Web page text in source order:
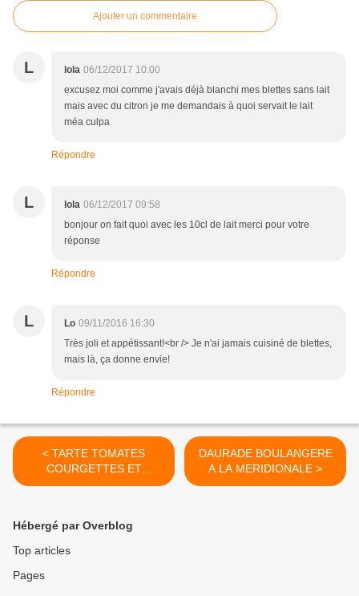
Ajouter un commentaire
L lola 06/12/2017 10:00
excusez moi comme j'avais déjà blanchi mes blettes sans lait
mais avec du citron je me demandais à quoi servait le lait
méa culpa
Répondre
L lola 06/12/2017 09:58
bonjour on fait quoi avec les 10cl de lait merci pour votre
réponse
Répondre
L Lo 09/11/2016 16:30
Très joli et appétissant!<br /> Je n'ai jamais cuisiné de blettes,
mais là, ça donne envie!
Répondre
< TARTE TOMATES
COURGETTES ET
CHEVRE
DAURADE BOULANGERE
A LA MERIDIONALE >
Hébergé par Overblog
Top articles
Pages